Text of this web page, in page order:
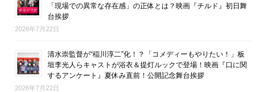
「現場での異常な存在感」の正体とは？映画『チルド』初日舞
台挨拶
2026年7月22日
清水崇監督が“稲川淳二”化！？「コメディーもやりたい！」板
垣李光人らキャストが浴衣＆提灯ルックで登場！映画『口に関
するアンケート』夏休み直前！公開記念舞台挨拶
2026年7月22日